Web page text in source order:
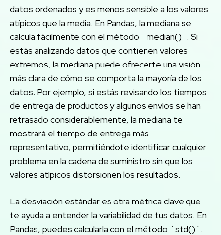
datos ordenados y es menos sensible a los valores
atípicos que la media. En Pandas, la mediana se
calcula fácilmente con el método `median()`. Si
estás analizando datos que contienen valores
extremos, la mediana puede ofrecerte una visión
más clara de cómo se comporta la mayoría de los
datos. Por ejemplo, si estás revisando los tiempos
de entrega de productos y algunos envíos se han
retrasado considerablemente, la mediana te
mostrará el tiempo de entrega más
representativo, permitiéndote identificar cualquier
problema en la cadena de suministro sin que los
valores atípicos distorsionen los resultados.
La desviación estándar es otra métrica clave que
te ayuda a entender la variabilidad de tus datos. En
Pandas, puedes calcularla con el método `std()`.